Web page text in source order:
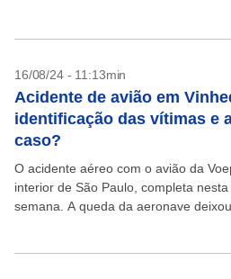
16/08/24 - 11:13min
Acidente de avião em
identificação das vítimas e
caso?
O acidente aéreo com o avião da
interior de São Paulo, completa
semana. A queda da aeronave